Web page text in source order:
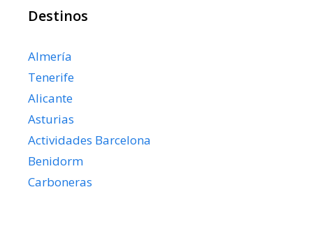
Destinos
Almería
Tenerife
Alicante
Asturias
Actividades Barcelona
Benidorm
Carboneras